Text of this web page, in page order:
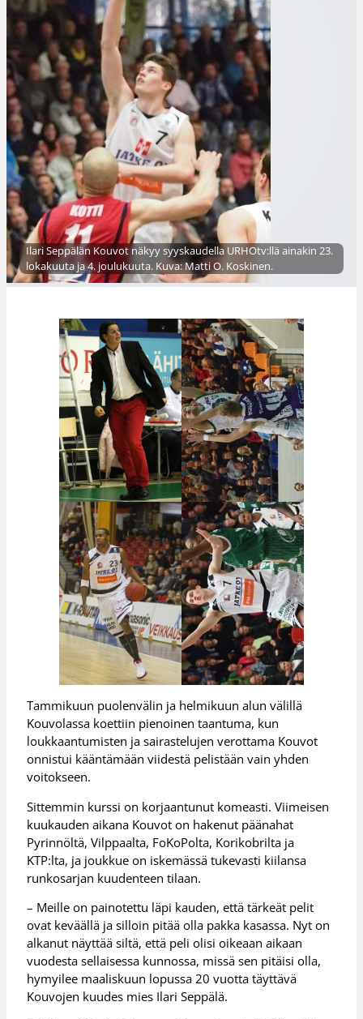
Ilari Seppälän Kouvot näkyy syyskaudella URHOtv:llä ainakin 23.
lokakuuta ja 4. joulukuuta. Kuva: Matti O. Koskinen.
Tammikuun puolenvälin ja helmikuun alun välillä
Kouvolassa koettiin pienoinen taantuma, kun
loukkaantumisten ja sairastelujen verottama Kouvot
onnistui kääntämään viidestä pelistään vain yhden
voitokseen.
Sittemmin kurssi on korjaantunut komeasti. Viimeisen
kuukauden aikana Kouvot on hakenut päänahat
Pyrinnöltä, Vilppaalta, FoKoPolta, Korikobrilta ja
KTP:lta, ja joukkue on iskemässä tukevasti kiilansa
runkosarjan kuudenteen tilaan.
– Meille on painotettu läpi kauden, että tärkeät pelit
ovat keväällä ja silloin pitää olla pakka kasassa. Nyt on
alkanut näyttää siltä, että peli olisi oikeaan aikaan
vuodesta sellaisessa kunnossa, missä sen pitäisi olla,
hymyilee maaliskuun lopussa 20 vuotta täyttävä
Kouvojen kuudes mies Ilari Seppälä.